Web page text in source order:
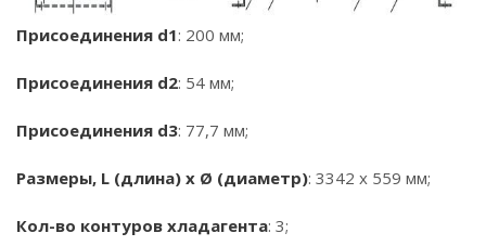
Присоединения d1: 200 мм;
Присоединения d2: 54 мм;
Присоединения d3: 77,7 мм;
Размеры, L (длина) x Ø (диаметр): 3342 x 559 мм;
Кол-во контуров хладагента: 3;